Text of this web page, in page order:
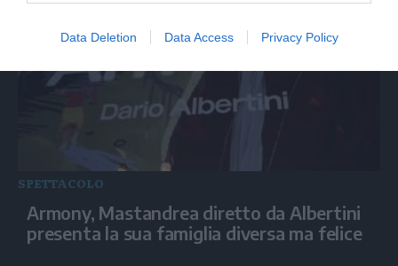
Data Deletion Data Access Privacy Policy
SPETTACOLO
Armony, Mastandrea diretto da Albertini
presenta la sua famiglia diversa ma felice